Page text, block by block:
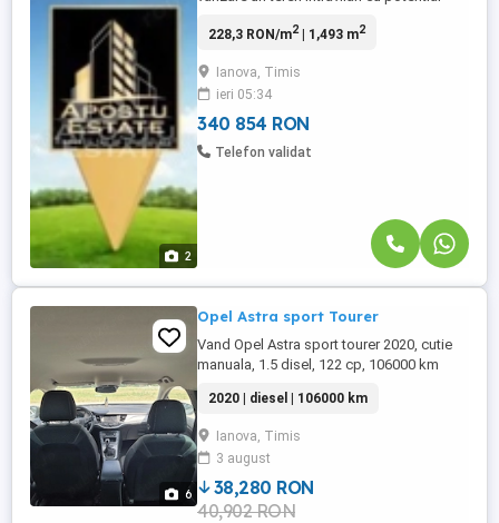
2
centrul localitatii Ianova, comuna Remetea
Timisoara. Cu o suprafata generoasa de
1.493 mp, aceasta proprietate reprezinta
alegerea ideala atat pentru construirea ...
228,3 RON/m2| 1,493 m2
Ianova, Timis
ieri 05:34
340 854 RON
Telefon validat
6
Opel Astra sport Tourer
Vand Opel Astra sport tourer 2020, cutie
manuala, 1.5 disel, 122 cp, 106000 km
2020 | diesel | 106000 km
Ianova, Timis
3 august
38,280 RON
40,902 RON